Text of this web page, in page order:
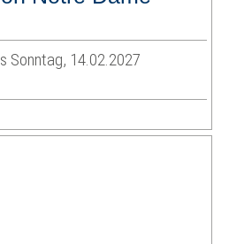
Sonntag, 14.02.2027